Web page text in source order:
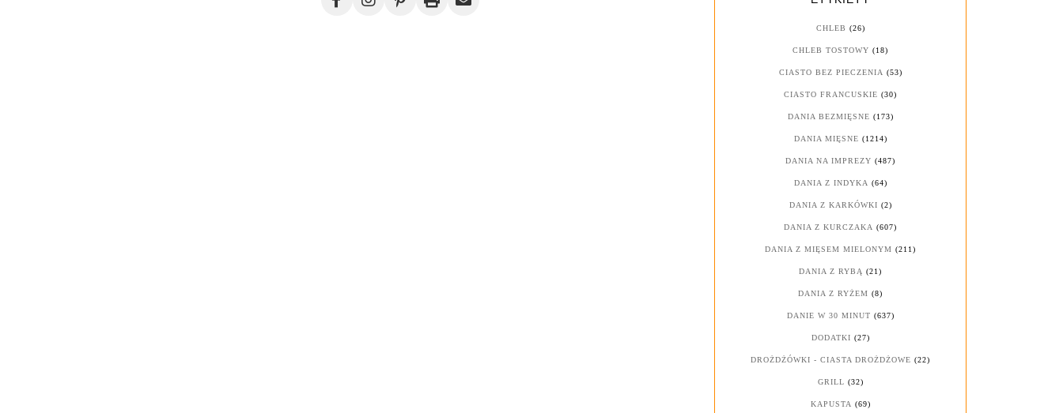
CHLEB (26)
CHLEB TOSTOWY (18)
CIASTO BEZ PIECZENIA (53)
CIASTO FRANCUSKIE (30)
DANIA BEZMIĘSNE (173)
DANIA MIĘSNE (1214)
DANIA NA IMPREZY (487)
DANIA Z INDYKA (64)
DANIA Z KARKÓWKI (2)
DANIA Z KURCZAKA (607)
DANIA Z MIĘSEM MIELONYM (211)
DANIA Z RYBĄ (21)
DANIA Z RYŻEM (8)
DANIE W 30 MINUT (637)
DODATKI (27)
DROŻDŻÓWKI - CIASTA DROŻDŻOWE (22)
GRILL (32)
KAPUSTA (69)